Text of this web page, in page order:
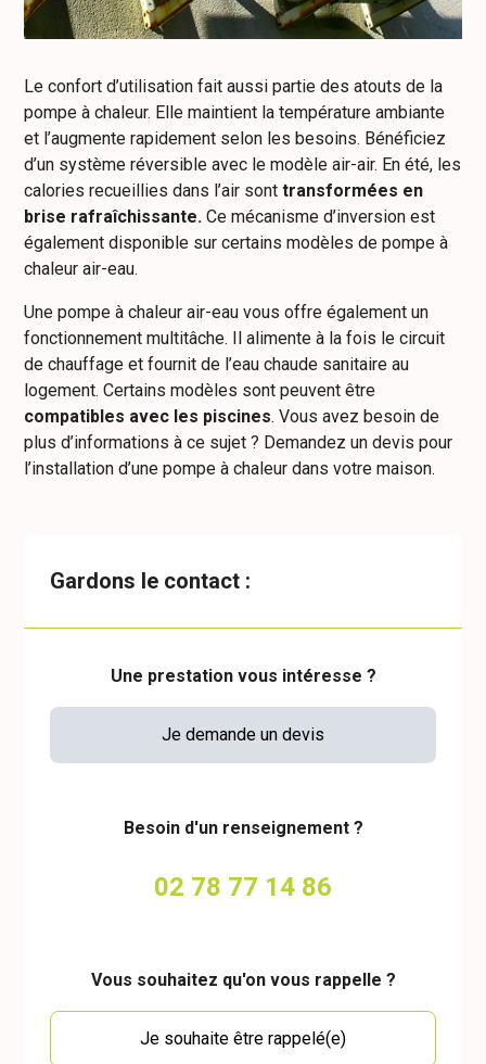
Le confort d’utilisation fait aussi partie des atouts de la
pompe à chaleur. Elle maintient la température ambiante
et l’augmente rapidement selon les besoins. Bénéficiez
d’un système réversible avec le modèle air-air. En été, les
calories recueillies dans l’air sont transformées en
brise rafraîchissante. Ce mécanisme d’inversion est
également disponible sur certains modèles de pompe à
chaleur air-eau.
Une pompe à chaleur air-eau vous offre également un
fonctionnement multitâche. Il alimente à la fois le circuit
de chauffage et fournit de l’eau chaude sanitaire au
logement. Certains modèles sont peuvent être
compatibles avec les piscines. Vous avez besoin de
plus d’informations à ce sujet ? Demandez un devis pour
l’installation d’une pompe à chaleur dans votre maison.
Gardons le contact :
Une prestation vous intéresse ?
Je demande un devis
Besoin d'un renseignement ?
02 78 77 14 86
Vous souhaitez qu'on vous rappelle ?
Je souhaite être rappelé(e)